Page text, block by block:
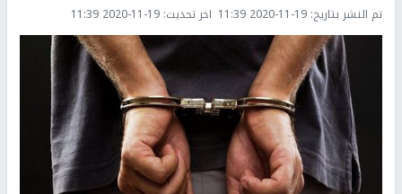
تم النشر بتاريخ: 2020-11-19 11:39 اخر تحديث: 2020-11-19 11:39